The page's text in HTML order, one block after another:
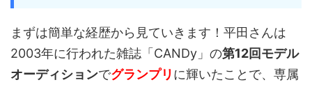
まずは簡単な経歴から見ていきます！平田さんは
2003年に行われた雑誌「CANDy」の第12回モデル
オーディションでグランプリ に輝いたことで、専属